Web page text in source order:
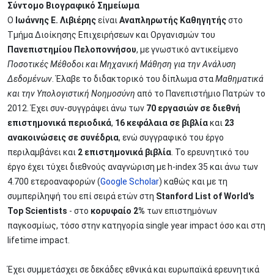
Σύντομο Βιογραφικό Σημείωμα
Ο Ιωάννης Ε. Λιβιέρηςείναι Αναπληρωτής Καθηγητήςστο
Τμήμα Διοίκησης Επιχειρήσεων και Οργανισμών του
Πανεπιστημίου Πελοποννήσου, με γνωστικό αντικείμενο
Ποσοτικές Μέθοδοι και Μηχανική Μάθηση για την Ανάλυση
Δεδομένων . Έλαβε το διδακτορικό του δίπλωμα σταΜαθηματικά
και την Υπολογιστική Νοημοσύνη από το Πανεπιστήμιο Πατρών το
2012. Έχει συν-συγγράψει άνω των 70 εργασιών σε διεθνή
επιστημονικά περιοδικά, 16 κεφάλαια σε βιβλίακαι 23
ανακοινώσεις σε συνέδρια, ενώ συγγραφικό του έργο
περιλαμβάνει και 2 επιστημονικά βιβλία . To ερευνητικό του
έργο έχει τύχει διεθνούς αναγνώριση με h-index 35 και άνω των
4.700 ετεροαναφορών (Google Scholar) καθώς και με τη
συμπερίληψή του επί σειρά ετών στη Stanford List of World's
Top Scientists - στο κορυφαίο 2% των επιστημόνων
παγκοσμίως, τόσο στην κατηγορία single year impact όσο και στη
lifetime impact.
Έχει συμμετάσχει σε δεκάδες εθνικά και ευρωπαϊκά ερευνητικά